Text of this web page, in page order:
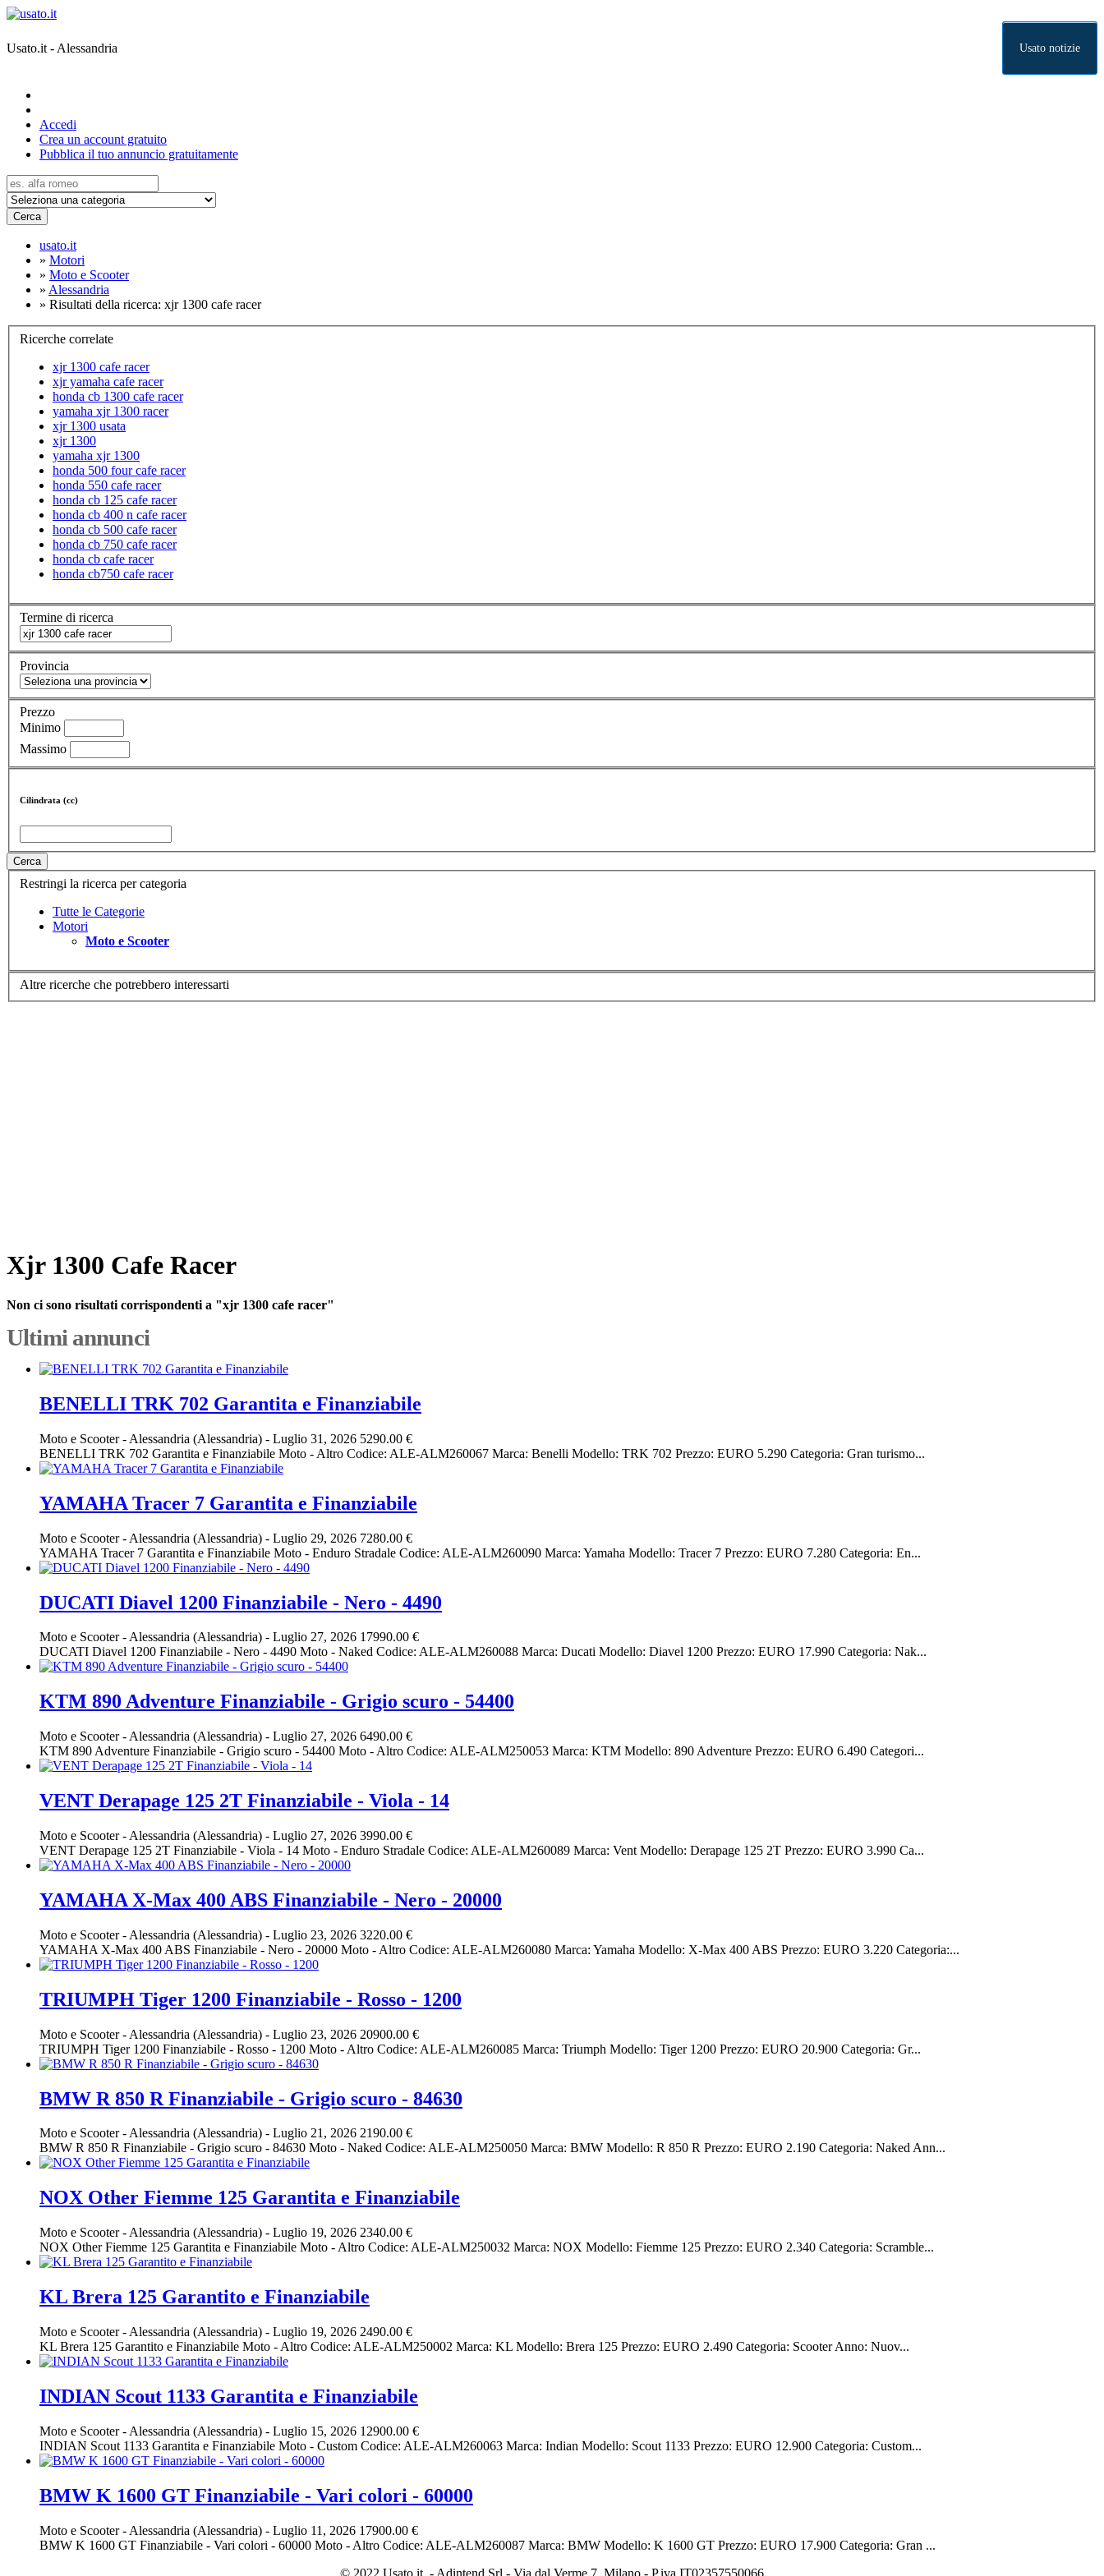
Usato.it - Alessandria Usato notizie
Accedi
Crea un account gratuito
Pubblica il tuo annuncio gratuitamente
Cerca
usato.it
» Motori
» Moto e Scooter
» Alessandria
» Risultati della ricerca: xjr 1300 cafe racer
Ricerche correlate
xjr 1300 cafe racer
xjr yamaha cafe racer
honda cb 1300 cafe racer
yamaha xjr 1300 racer
xjr 1300 usata
xjr 1300
yamaha xjr 1300
honda 500 four cafe racer
honda 550 cafe racer
honda cb 125 cafe racer
honda cb 400 n cafe racer
honda cb 500 cafe racer
honda cb 750 cafe racer
honda cb cafe racer
honda cb750 cafe racer
Termine di ricerca
Provincia
Prezzo
Minimo
Massimo
Cilindrata (cc)
Cerca
Restringi la ricerca per categoria
Tutte le Categorie
Motori
Moto e Scooter
Altre ricerche che potrebbero interessarti
Xjr 1300 Cafe Racer
Non ci sono risultati corrispondenti a "xjr 1300 cafe racer"
Ultimi annunci
BENELLI TRK 702 Garantita e Finanziabile
Moto e Scooter- Alessandria (Alessandria) - Luglio 31, 2026 5290.00 €
BENELLI TRK 702 Garantita e Finanziabile Moto - Altro Codice: ALE-ALM260067 Marca: Benelli Modello: TRK 702 Prezzo: EURO 5.290 Categoria: Gran turismo...
YAMAHA Tracer 7 Garantita e Finanziabile
Moto e Scooter- Alessandria (Alessandria) - Luglio 29, 2026 7280.00 €
YAMAHA Tracer 7 Garantita e Finanziabile Moto - Enduro Stradale Codice: ALE-ALM260090 Marca: Yamaha Modello: Tracer 7 Prezzo: EURO 7.280 Categoria: En...
DUCATI Diavel 1200 Finanziabile - Nero - 4490
Moto e Scooter-Alessandria (Alessandria) - Luglio 27, 2026 17990.00 €
DUCATI Diavel 1200 Finanziabile - Nero - 4490 Moto - Naked Codice: ALE-ALM260088 Marca: Ducati Modello: Diavel 1200 Prezzo: EURO 17.990 Categoria: Nak...
KTM 890 Adventure Finanziabile - Grigio scuro - 54400
Moto e Scooter- Alessandria (Alessandria) - Luglio 27, 2026 6490.00 €
KTM 890 Adventure Finanziabile - Grigio scuro - 54400 Moto - Altro Codice: ALE-ALM250053 Marca: KTM Modello: 890 Adventure Prezzo: EURO 6.490 Categori...
VENT Derapage 125 2T Finanziabile - Viola - 14
Moto e Scooter- Alessandria (Alessandria) - Luglio 27, 2026 3990.00 €
VENT Derapage 125 2T Finanziabile - Viola - 14 Moto - Enduro Stradale Codice: ALE-ALM260089 Marca: Vent Modello: Derapage 125 2T Prezzo: EURO 3.990 Ca...
YAMAHA X-Max 400 ABS Finanziabile - Nero - 20000
Moto e Scooter- Alessandria (Alessandria) - Luglio 23, 2026 3220.00 €
YAMAHA X-Max 400 ABS Finanziabile - Nero - 20000 Moto - Altro Codice: ALE-ALM260080 Marca: Yamaha Modello: X-Max 400 ABS Prezzo: EURO 3.220 Categoria:...
TRIUMPH Tiger 1200 Finanziabile - Rosso - 1200
Moto e Scooter- Alessandria (Alessandria) - Luglio 23, 2026 20900.00 €
TRIUMPH Tiger 1200 Finanziabile - Rosso - 1200 Moto - Altro Codice: ALE-ALM260085 Marca: Triumph Modello: Tiger 1200 Prezzo: EURO 20.900 Categoria: Gr...
BMW R 850 R Finanziabile - Grigio scuro - 84630
Moto e Scooter-Alessandria (Alessandria) - Luglio 21, 2026 2190.00 €
BMW R 850 R Finanziabile - Grigio scuro - 84630 Moto - Naked Codice: ALE-ALM250050 Marca: BMW Modello: R 850 R Prezzo: EURO 2.190 Categoria: Naked Ann...
NOX Other Fiemme 125 Garantita e Finanziabile
Moto e Scooter- Alessandria (Alessandria) - Luglio 19, 2026 2340.00 €
NOX Other Fiemme 125 Garantita e Finanziabile Moto - Altro Codice: ALE-ALM250032 Marca: NOX Modello: Fiemme 125 Prezzo: EURO 2.340 Categoria: Scramble...
KL Brera 125 Garantito e Finanziabile
Moto e Scooter- Alessandria (Alessandria) - Luglio 19, 2026 2490.00 €
KL Brera 125 Garantito e Finanziabile Moto - Altro Codice: ALE-ALM250002 Marca: KL Modello: Brera 125 Prezzo: EURO 2.490 Categoria: Scooter Anno: Nuov...
INDIAN Scout 1133 Garantita e Finanziabile
Moto e Scooter- Alessandria (Alessandria) - Luglio 15, 2026 12900.00 €
INDIAN Scout 1133 Garantita e Finanziabile Moto - Custom Codice: ALE-ALM260063 Marca: Indian Modello: Scout 1133 Prezzo: EURO 12.900 Categoria: Custom...
BMW K 1600 GT Finanziabile - Vari colori - 60000
Moto e Scooter- Alessandria (Alessandria) - Luglio 11, 2026 17900.00 €
BMW K 1600 GT Finanziabile - Vari colori - 60000 Moto - Altro Codice: ALE-ALM260087 Marca: BMW Modello: K 1600 GT Prezzo: EURO 17.900 Categoria: Gran ...
© 2022 Usato it. - Adintend Srl - Via dal Verme 7, Milano - P.iva IT02357550066